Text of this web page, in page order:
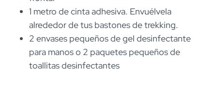
1 metro de cinta adhesiva. Envuélvela
alrededor de tus bastones de trekking.
2 envases pequeños de gel desinfectante
para manos o 2 paquetes pequeños de
toallitas desinfectantes